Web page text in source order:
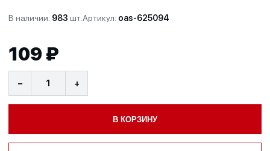
В наличии: 983 шт.Артикул: oas-625094
109 ₽
− +
В КОРЗИНУ